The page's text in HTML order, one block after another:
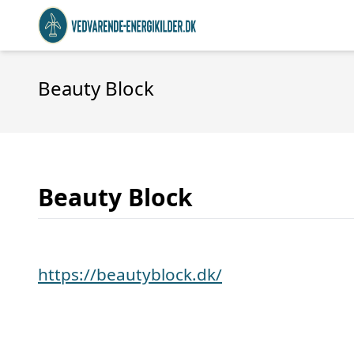
Beauty Block
Beauty Block
https://beautyblock.dk/